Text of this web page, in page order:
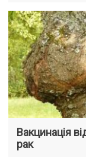
Вакцинація
рак